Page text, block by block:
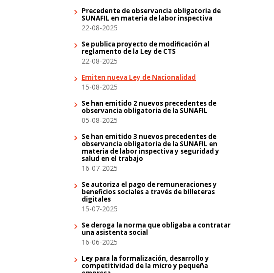
Precedente de observancia obligatoria de
SUNAFIL en materia de labor inspectiva
22-08-2025
Se publica proyecto de modificación al
reglamento de la Ley de CTS
22-08-2025
Emiten nueva Ley de Nacionalidad
15-08-2025
Se han emitido 2 nuevos precedentes de
observancia obligatoria de la SUNAFIL
05-08-2025
Se han emitido 3 nuevos precedentes de
observancia obligatoria de la SUNAFIL en
materia de labor inspectiva y seguridad y
salud en el trabajo
16-07-2025
Se autoriza el pago de remuneraciones y
beneficios sociales a través de billeteras
digitales
15-07-2025
Se deroga la norma que obligaba a contratar
una asistenta social
16-06-2025
Ley para la formalización, desarrollo y
competitividad de la micro y pequeña